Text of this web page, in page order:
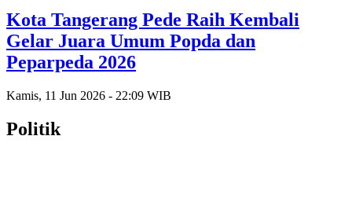
Kota Tangerang Pede Raih Kembali
Gelar Juara Umum Popda dan
Peparpeda 2026
Kamis, 11 Jun 2026 - 22:09 WIB
Politik